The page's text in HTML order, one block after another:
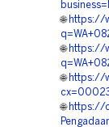
🌐 https://
🌐 https://
🌐 https://
🌐 https://